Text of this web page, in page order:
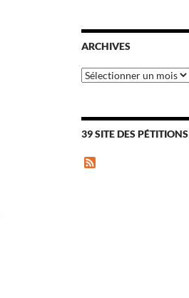
ARCHIVES
Archives
39 SITE DES PÉTITIONS